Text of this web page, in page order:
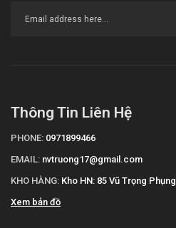
Thông Tin Liên Hệ
PHONE: 0971899466
EMAIL: nvtruong17@gmail.com
KHO HÀNG: Kho HN: 85 Vũ Trọng Phụng
Xem bản đồ